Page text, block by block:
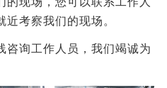
近考察我们的现场。
咨询工作人员，我们竭诚为